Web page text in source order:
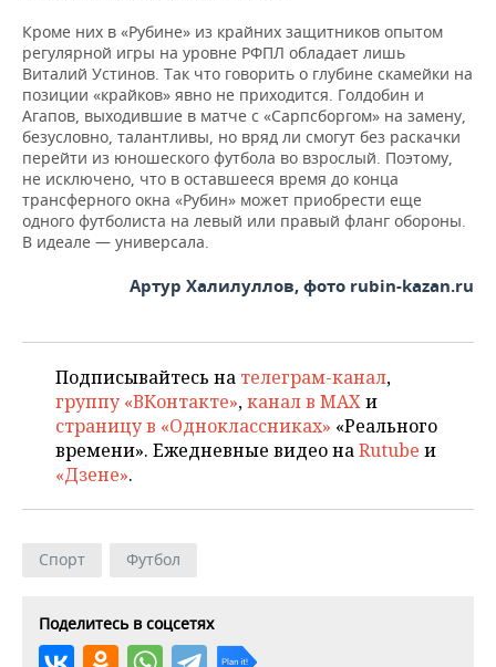
Кроме них в «Рубине» из крайних защитников опытом
регулярной игры на уровне РФПЛ обладает лишь
Виталий Устинов. Так что говорить о глубине скамейки на
позиции «крайков» явно не приходится. Голдобин и
Агапов, выходившие в матче с «Сарпсборгом» на замену,
безусловно, талантливы, но вряд ли смогут без раскачки
перейти из юношеского футбола во взрослый. Поэтому,
не исключено, что в оставшееся время до конца
трансферного окна «Рубин» может приобрести еще
одного футболиста на левый или правый фланг обороны.
В идеале — универсала.
Артур Халилуллов, фото rubin-kazan.ru
Подписывайтесь на телеграм-канал,
группу «ВКонтакте»,канал в MAXи
страницу в «Одноклассниках» «Реального
времени». Ежедневные видео наRutube и
«Дзене».
Спорт Футбол
Поделитесь в соцсетях